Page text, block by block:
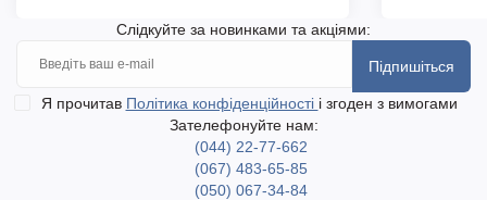
Слідкуйте за новинками та акціями:
Підпишіться
Я прочитав Політика конфіденційності і згоден з вимогами
Зателефонуйте нам:
(044) 22-77-662
(067) 483-65-85
(050) 067-34-84